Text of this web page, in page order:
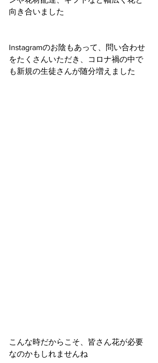
向き合いました
Instagramのお陰もあって、問い合わせ
をたくさんいただき、コロナ禍の中で
も新規の生徒さんが随分増えました
こんな時だからこそ、皆さん花が必要
なのかもしれませんね